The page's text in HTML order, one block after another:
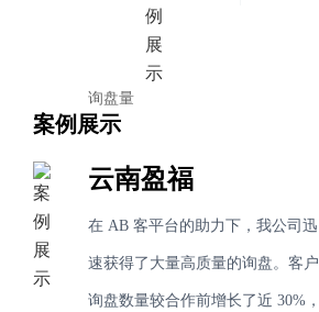
询盘量
案例展示
云南盈福
在 AB 客平台的助力下，我公司迅
速获得了大量高质量的询盘。客户
询盘数量较合作前增长了近 30%，